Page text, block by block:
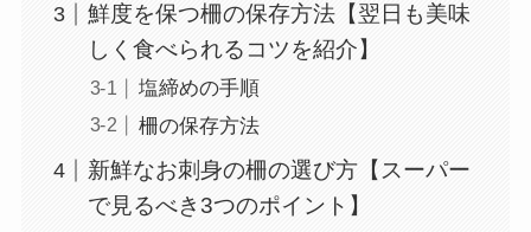
鮮度を保つ柵の保存方法【翌日も美味
しく食べられるコツを紹介】
塩締めの手順
柵の保存方法
新鮮なお刺身の柵の選び方【スーパー
で見るべき3つのポイント】